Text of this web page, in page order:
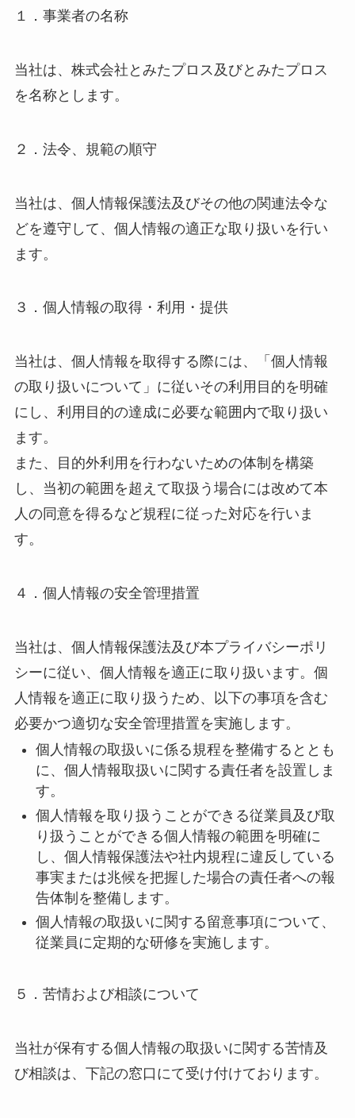
１．事業者の名称
当社は、株式会社とみたプロス及びとみたプロス
を名称とします。
２．法令、規範の順守
当社は、個人情報保護法及びその他の関連法令な
どを遵守して、個人情報の適正な取り扱いを行い
ます。
３．個人情報の取得・利用・提供
当社は、個人情報を取得する際には、「個人情報
の取り扱いについて」に従いその利用目的を明確
にし、利用目的の達成に必要な範囲内で取り扱い
ます。
また、目的外利用を行わないための体制を構築
し、当初の範囲を超えて取扱う場合には改めて本
人の同意を得るなど規程に従った対応を行いま
す。
４．個人情報の安全管理措置
当社は、個人情報保護法及び本プライバシーポリ
シーに従い、個人情報を適正に取り扱います。個
人情報を適正に取り扱うため、以下の事項を含む
必要かつ適切な安全管理措置を実施します。
個人情報の取扱いに係る規程を整備するととも
に、個人情報取扱いに関する責任者を設置しま
す。
個人情報を取り扱うことができる従業員及び取
り扱うことができる個人情報の範囲を明確に
し、個人情報保護法や社内規程に違反している
事実または兆候を把握した場合の責任者への報
告体制を整備します。
個人情報の取扱いに関する留意事項について、
従業員に定期的な研修を実施します。
５．苦情および相談について
当社が保有する個人情報の取扱いに関する苦情及
び相談は、下記の窓口にて受け付けております。